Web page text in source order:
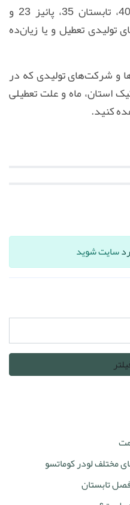
برپایه این خبر در فصل بهار 40، تابستان 35، پائیز 23 و
تولیدی تعطیل و یا زیان‌ده
و شرکت‌های تولیدی که در
استان، ماه و علت تعطیلی
کنید.
سایت شوید
مختلف لودر کوماتسو
تابستان